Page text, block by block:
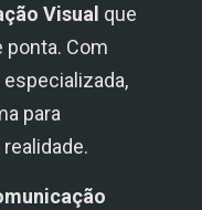
Visual que
ponta. Com
para